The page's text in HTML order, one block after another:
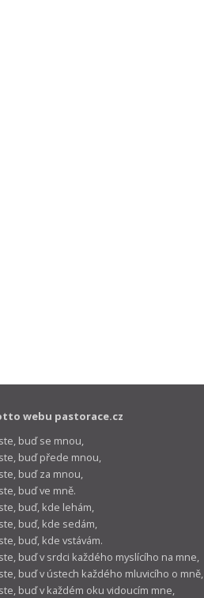
webu pastorace.cz
buď se mnou,
buď přede mnou,
buď za mnou,
buď ve mně.
buď, kde lehám,
buď, kde sedám,
buď, kde vstávám.
buď v srdci každého myslícího na mne,
buď v ústech každého mluvicího o mně,
buď v každém oku vidoucím mne,